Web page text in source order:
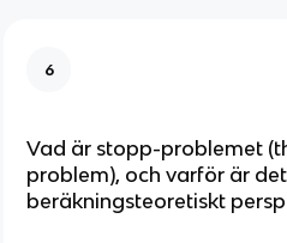
6
Vad är stopp-problemet
problem), och varför är
beräkningsteoretiskt